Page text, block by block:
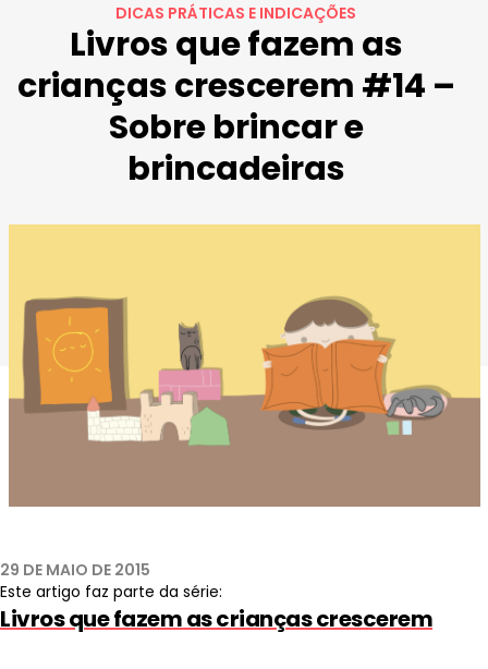
DICAS PRÁTICAS E INDICAÇÕES
Livros que fazem as
crianças crescerem #14 –
Sobre brincar e
brincadeiras
29 DE MAIO DE 2015
Este artigo faz parte da série:
Livros que fazem as crianças crescerem